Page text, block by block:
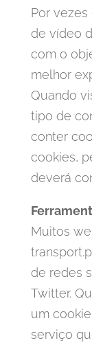
Por
de vídeo
com o
melhor
Quando
tipo de
conter
cookies,
deverá
Muitos
de redes
Twitter.
um
serviço